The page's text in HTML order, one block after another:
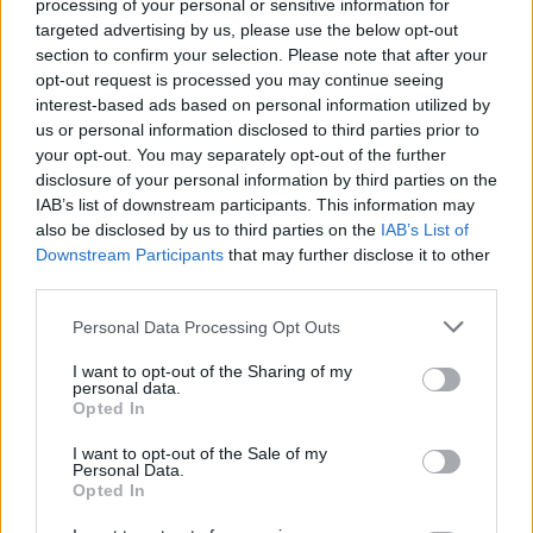
processing of your personal or sensitive information for
targeted advertising by us, please use the below opt-out
section to confirm your selection. Please note that after your
opt-out request is processed you may continue seeing
interest-based ads based on personal information utilized by
us or personal information disclosed to third parties prior to
your opt-out. You may separately opt-out of the further
disclosure of your personal information by third parties on the
IAB’s list of downstream participants. This information may
also be disclosed by us to third parties on the IAB’s List of
Downstream Participants that may further disclose it to other
Please note that this website/app uses one or more Google
not limited to your visit or usage behaviour. You may click to
grant or deny consent to Google and its third-party tags to
use your data for below specified purposes in below Google
consent section.
Personal Data Processing Opt Outs
I want to opt-out of the Sharing of my
personal data.
Opted In
I want to opt-out of the Sale of my
Personal Data.
Opted In
@esteelauderKendall (@kendalljenner) által
megosztott bejegyzés, 2017. Okt 19., 09:19 PDT
data-instgrm-version="7" style=" background:#FFF;
border:0; border-radius:3px; box-shadow:0 0 1px 0
rgba(0,0,0,0.5),0 1px 10px 0 rgba(0,0,0,0.15); margin:
1px; max-width:658px; padding:0; width:99.375%;
width:-webkit-calc(100% - 2px); width:calc(100% -
2px);">#EsteeModel @kendalljenner is ready to
you#8217;ve got your eye on!Estée Lauder
(@esteelauder) által megosztott bejegyzés, 2017.
Okt 19., 12:01 PDT
Kardashian már karácsonyfát vásárolnak ILYEN
szettben